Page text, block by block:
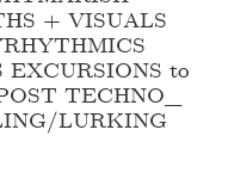
+ VISUALS
to
TECHNO_
LURKING